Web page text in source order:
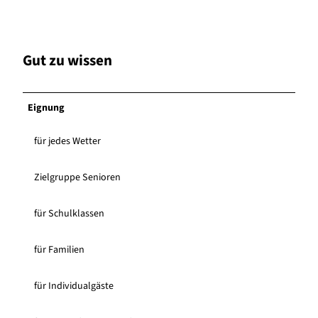
Gut zu wissen
Eignung
für jedes Wetter
Zielgruppe Senioren
für Schulklassen
für Familien
für Individualgäste